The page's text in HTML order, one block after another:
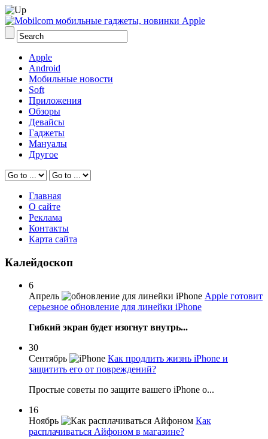
Apple
Android
Мобильные новости
Soft
Приложения
Обзоры
Девайсы
Гаджеты
Мануалы
Другое
Главная
О сайте
Реклама
Контакты
Карта сайта
Калейдоскоп
6
Апрель
Apple готовит
серьезное обновление для линейки iPhone
Гибкий экран будет изогнут внутрь...
30
Сентябрь
Как продлить жизнь iPhone и
защитить его от повреждений?
Простые советы по защите вашего iPhone о...
16
Ноябрь
Как
расплачиваться Айфоном в магазине?